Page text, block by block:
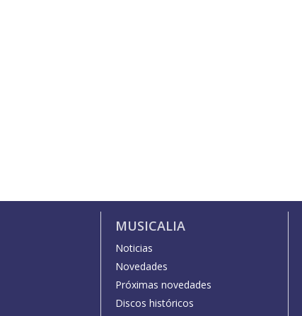
MUSICALIA
Noticias
Novedades
Próximas novedades
Discos históricos